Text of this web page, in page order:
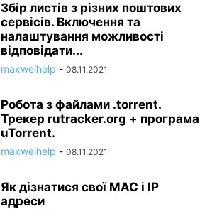
Збір листів з різних поштових
сервісів. Включення та
налаштування можливості
відповідати...
maxwelhelp - 08.11.2021
Робота з файлами .torrent.
Трекер rutracker.org + програма
uTorrent.
maxwelhelp - 08.11.2021
Як дізнатися свої MAC і IP
адреси